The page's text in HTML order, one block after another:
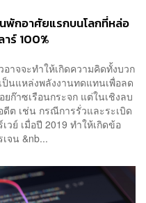
นพักอาศัยแรกบนโลกที่หล่อ
าร์ 100%
อาจจะทำให้เกิดความคิดทั้งบวก
นแหล่งพลังงานทดแทนเพื่อลด
ก๊าซเรือนกระจก แต่ในเชิงลบ
ดีต เช่น กรณีการรั่วและระเบิด
วย์ เมื่อปี 2019 ทำให้เกิดข้อ
จน &nb...